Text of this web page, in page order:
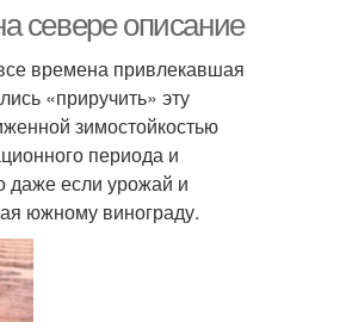
севере описание
времена привлекавшая
«приручить» эту
зимостойкостью
периода и
даже если урожай и
южному винограду.